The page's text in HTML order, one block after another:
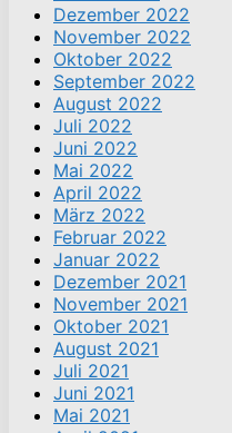
Dezember 2022
November 2022
Oktober 2022
September 2022
August 2022
Juli 2022
Juni 2022
Mai 2022
April 2022
März 2022
Februar 2022
Januar 2022
Dezember 2021
November 2021
Oktober 2021
August 2021
Juli 2021
Juni 2021
Mai 2021